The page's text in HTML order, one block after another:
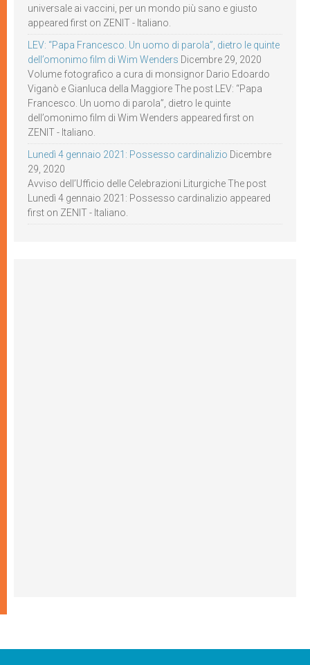
universale ai vaccini, per un mondo più sano e giusto
appeared first on ZENIT - Italiano.
LEV: “Papa Francesco. Un uomo di parola”, dietro le quinte
dell’omonimo film di Wim Wenders Dicembre 29, 2020
Volume fotografico a cura di monsignor Dario Edoardo
Viganò e Gianluca della Maggiore The post LEV: “Papa
Francesco. Un uomo di parola”, dietro le quinte
dell’omonimo film di Wim Wenders appeared first on
ZENIT - Italiano.
Lunedì 4 gennaio 2021: Possesso cardinalizio Dicembre
29, 2020
Avviso dell’Ufficio delle Celebrazioni Liturgiche The post
Lunedì 4 gennaio 2021: Possesso cardinalizio appeared
first on ZENIT - Italiano.